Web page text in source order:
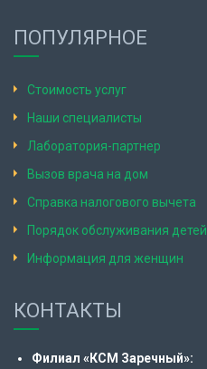
ПОПУЛЯРНОЕ
Стоимость услуг
Наши специалисты
Лаборатория-партнер
Вызов врача на дом
Справка налогового вычета
Порядок обслуживания детей
Информация для женщин
КОНТАКТЫ
Филиал «КСМ Заречный»: